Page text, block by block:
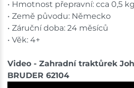
• Hmotnost přepravní: cca 0,5 kg
• Země původu: Německo
• Záruční doba: 24 měsíců
• Věk: 4+
Video - Zahradní traktůrek
BRUDER 62104